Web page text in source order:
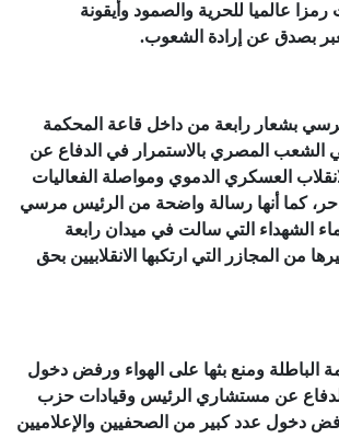
عالميا للحرية والصمود وأيقونة
بصدق عن إرادة الشعوب.
بشعار رابعة من داخل قاعة المحكمة
الشعب المصري بالاستمرار في الدفاع عن
العسكري الدموي ومواصلة الفعاليات
كما أنها رسالة واضحة من الرئيس مرسي
الشهداء التي سالت في ميدان رابعة
من المجازر التي ارتكبها الانقلابيين بحق
الباطلة ومنع بثها على الهواء ورفض دخول
الدفاع عن مستشاري الرئيس وقيادات حزب
دخول عدد كبير من الصحفيين والإعلاميين